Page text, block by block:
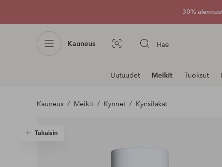
30%
Kauneus Kuvahaku Hae
osastoilla
Uutuudet Meikit Tuoksut
Kauneus Meikit Kynnet Kynsilakat
Takaisin